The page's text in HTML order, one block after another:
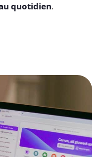
quotidien.